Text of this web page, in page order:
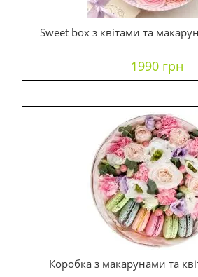
Sweet box з квітами та
1990 грн
Коробка з макарунами та